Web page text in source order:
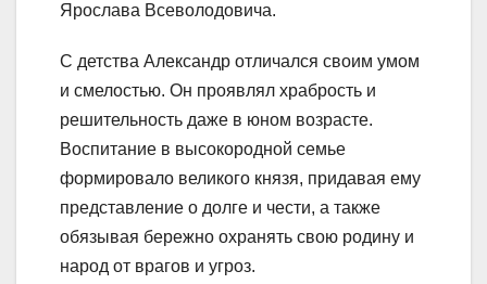
Ярослава Всеволодовича.
С детства Александр отличался своим умом
и смелостью. Он проявлял храбрость и
решительность даже в юном возрасте.
Воспитание в высокородной семье
формировало великого князя, придавая ему
представление о долге и чести, а также
обязывая бережно охранять свою родину и
народ от врагов и угроз.